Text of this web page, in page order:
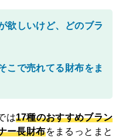
欲しいけど、どのブラ
こで売れてる財布をま
は17種のおすすめブラン
ー長財布をまるっとまと